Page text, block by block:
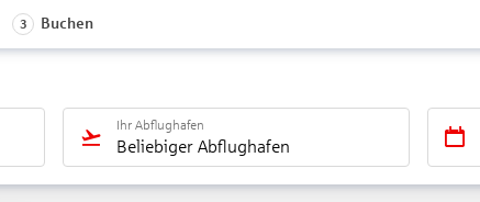
3 Buchen
Ihr Abflughafen
Beliebiger Abflughafen